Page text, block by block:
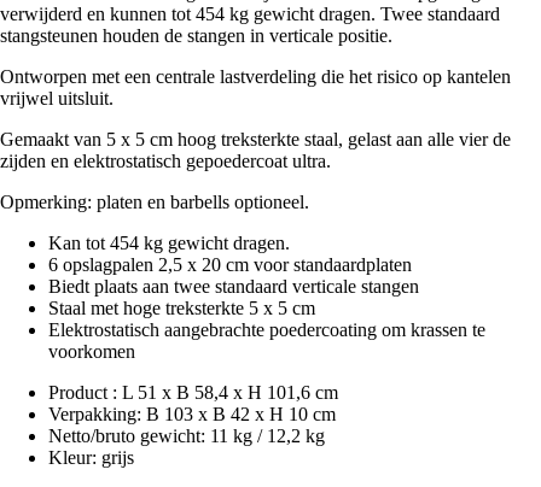
verwijderd en kunnen tot 454 kg gewicht dragen. Twee standaard
stangsteunen houden de stangen in verticale positie.
Ontworpen met een centrale lastverdeling die het risico op kantelen
vrijwel uitsluit.
Gemaakt van 5 x 5 cm hoog treksterkte staal, gelast aan alle vier de
zijden en elektrostatisch gepoedercoat ultra.
Opmerking: platen en barbells optioneel.
Kan tot 454 kg gewicht dragen.
6 opslagpalen 2,5 x 20 cm voor standaardplaten
Biedt plaats aan twee standaard verticale stangen
Staal met hoge treksterkte 5 x 5 cm
Elektrostatisch aangebrachte poedercoating om krassen te
voorkomen
Product : L 51 x B 58,4 x H 101,6 cm
Verpakking: B 103 x B 42 x H 10 cm
Netto/bruto gewicht: 11 kg / 12,2 kg
Kleur: grijs